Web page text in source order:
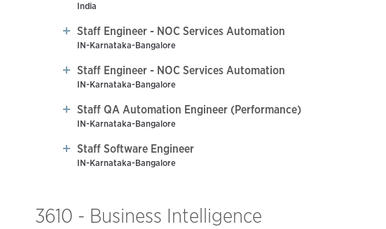
India
Staff Engineer - NOC Services Automation
IN-Karnataka-Bangalore
Staff Engineer - NOC Services Automation
IN-Karnataka-Bangalore
Staff QA Automation Engineer (Performance)
IN-Karnataka-Bangalore
Staff Software Engineer
IN-Karnataka-Bangalore
3610 - Business Intelligence